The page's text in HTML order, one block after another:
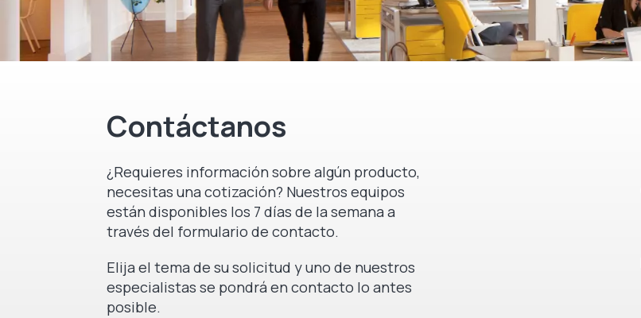
Contáctanos
¿Requieres información sobre algún producto,
necesitas una cotización? Nuestros equipos
están disponibles los 7 días de la semana a
través del formulario de contacto.
Elija el tema de su solicitud y uno de nuestros
especialistas se pondrá en contacto lo antes
posible.